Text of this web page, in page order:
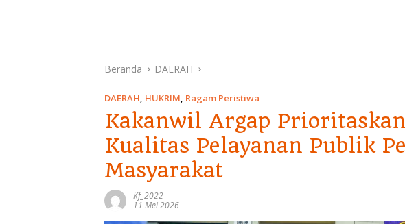
Beranda DAERAH
DAERAH, HUKRIM, Ragam Peristiwa
Kakanwil Argap
Kualitas Pelayanan Publik
Masyarakat
Kf_2022
11 Mei 2026